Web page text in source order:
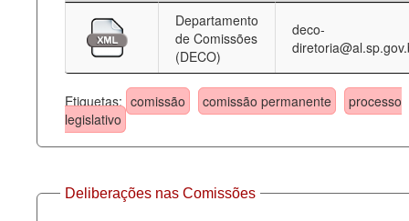
Departamento
de Comissões
(DECO)
deco-
Etiquetas: comissão comissão permanente
processo
legislativo
Deliberações nas Comissões